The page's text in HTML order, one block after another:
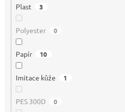
Plast 3
Polyester 0
Papír 10
Imitace kůže 1
PES 300D 0